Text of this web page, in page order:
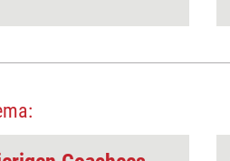
Coaching-Bericht.